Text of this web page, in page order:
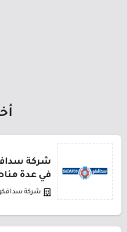
شركة
في عدة
شركة